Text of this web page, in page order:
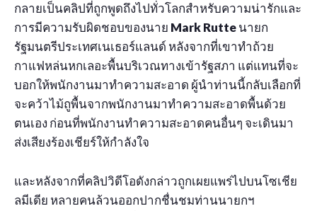
กลายเป็นคลิปที่ถูกพูดถึงไปทั่วโลกสำหรับความน่ารักและ
การมีความรับผิดชอบของนาย Mark Rutteนายก
รัฐมนตรีประเทศเนเธอร์แลนด์ หลังจากที่เขาทำถ้วย
กาแฟหล่นหกเลอะพื้นบริเวณทางเข้ารัฐสภา แต่แทนที่จะ
บอกให้พนักงานมาทำความสะอาด ผู้นำท่านนี้กลับเลือกที่
จะคว้าไม้ถูพื้นจากพนักงานมาทำความสะอาดพื้นด้วย
ตนเอง ก่อนที่พนักงานทำความสะอาดคนอื่นๆ จะเดินมา
ส่งเสียงร้องเชียร์ให้กำลังใจ
และหลังจากที่คลิปวิดีโอดังกล่าวถูกเผยแพร่ไปบนโซเชีย
ลมีเดีย หลายคนล้วนออกปากชื่นชมท่านนายกฯ